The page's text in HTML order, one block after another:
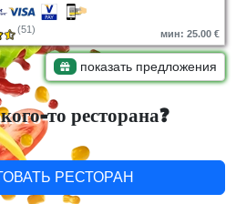
(51) мин: 25.00 €
показать предложения
то ресторана?
РЕСТОРАН